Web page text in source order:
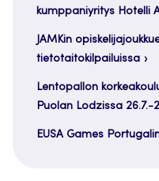
kumppaniyritys Hotelli
JAMKin
tietotaitokilpailuissa
Lentopallon
Puolan Lodzissa 26.7.-
EUSA Games